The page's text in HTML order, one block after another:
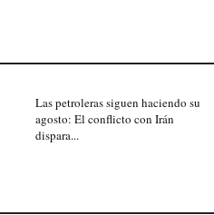
Las petroleras siguen haciendo su
agosto: El conflicto con Irán
dispara...